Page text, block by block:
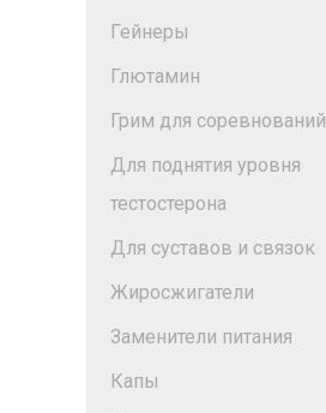
Гейнеры
Глютамин
Грим для соревнований
Для поднятия уровня
тестостерона
Для суставов и связок
Жиросжигатели
Заменители питания
Капы